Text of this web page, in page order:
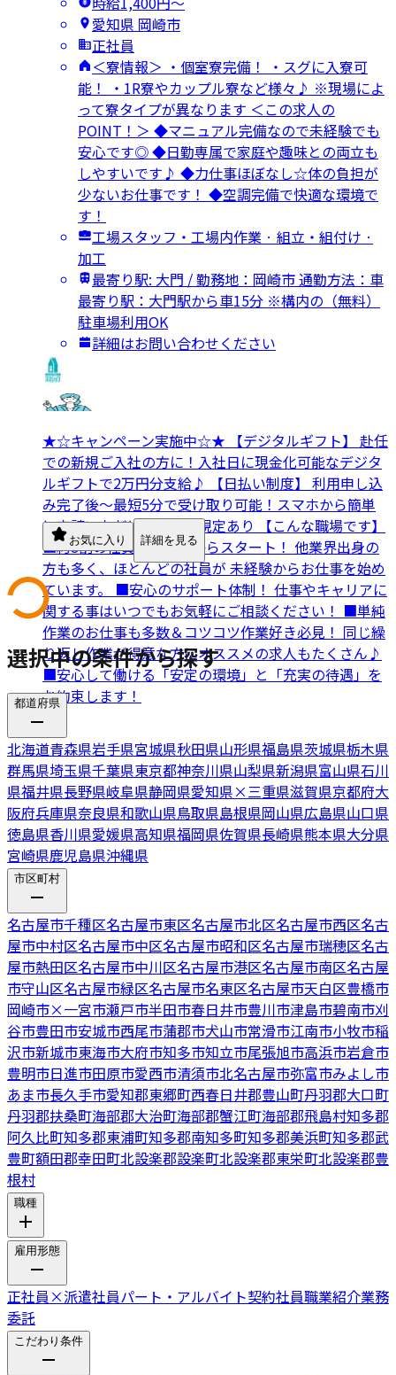
愛知県 岡崎市
正社員
＜寮情報＞ ・個室寮完備！ ・スグに入寮可
能！ ・1R寮やカップル寮など様々♪ ※現場によ
って寮タイプが異なります ＜この求人の
POINT！＞ ◆マニュアル完備なので未経験でも
安心です◎ ◆日勤専属で家庭や趣味との両立も
しやすいです♪ ◆力仕事ほぼなし☆体の負担が
少ないお仕事です！ ◆空調完備で快適な環境で
す！
工場スタッフ・工場内作業 · 組立・組付け ·
加工
最寄り駅: 大門 / 勤務地：岡崎市 通勤方法：車
最寄り駅：大門駅から車15分 ※構内の（無料）
駐車場利用OK
詳細はお問い合わせください
★☆キャンペーン実施中☆★ 【デジタルギフト】 赴任
での新規ご入社の方に！入社日に現金化可能なデジタ
ルギフトで2万円分支給♪ 【日払い制度】 利用申し込
み完了後～最短5分で受け取り可能！スマホから簡単
に申請いただけます！※規定あり 【こんな職場です】
■約8割の社員が未経験からスタート！ 他業界出身の
方も多く、ほとんどの社員が 未経験からお仕事を始め
ています。 ■安心のサポート体制！ 仕事やキャリアに
関する事はいつでもお気軽にご相談ください！ ■単純
作業のお仕事も多数＆コツコツ作業好き必見！ 同じ繰
り返し作業が得意な方にオススメの求人もたくさん♪
■安心して働ける「安定の環境」と「充実の待遇」を
お約束します！
お気に入り 詳細を見る
選択中の条件から探す
都道府県
北海道青森県岩手県宮城県秋田県山形県福島県茨城県栃木県
群馬県埼玉県千葉県東京都神奈川県山梨県新潟県富山県石川
県福井県長野県岐阜県静岡県愛知県×三重県滋賀県京都府大
阪府兵庫県奈良県和歌山県鳥取県島根県岡山県広島県山口県
徳島県香川県愛媛県高知県福岡県佐賀県長崎県熊本県大分県
宮崎県鹿児島県沖縄県
市区町村
名古屋市千種区名古屋市東区名古屋市北区名古屋市西区名古
屋市中村区名古屋市中区名古屋市昭和区名古屋市瑞穂区名古
屋市熱田区名古屋市中川区名古屋市港区名古屋市南区名古屋
市守山区名古屋市緑区名古屋市名東区名古屋市天白区豊橋市
岡崎市×一宮市瀬戸市半田市春日井市豊川市津島市碧南市刈
谷市豊田市安城市西尾市蒲郡市犬山市常滑市江南市小牧市稲
沢市新城市東海市大府市知多市知立市尾張旭市高浜市岩倉市
豊明市日進市田原市愛西市清須市北名古屋市弥富市みよし市
あま市長久手市愛知郡東郷町西春日井郡豊山町丹羽郡大口町
丹羽郡扶桑町海部郡大治町海部郡蟹江町海部郡飛島村知多郡
阿久比町知多郡東浦町知多郡南知多町知多郡美浜町知多郡武
豊町額田郡幸田町北設楽郡設楽町北設楽郡東栄町北設楽郡豊
根村
職種
雇用形態
正社員 ×派遣社員パート・アルバイト契約社員職業紹介業務
委託
こだわり条件